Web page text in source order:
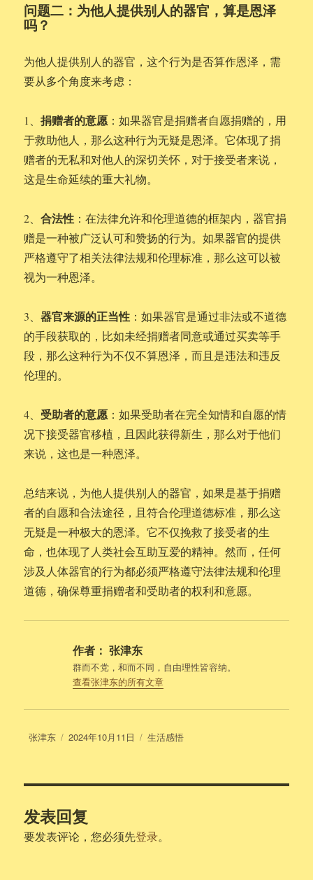
问题二：为他人提供别人的器官，算是恩泽
吗？
为他人提供别人的器官，这个行为是否算作恩泽，需
要从多个角度来考虑：
1、捐赠者的意愿 ：如果器官是捐赠者自愿捐赠的，用
于救助他人，那么这种行为无疑是恩泽。它体现了捐
赠者的无私和对他人的深切关怀，对于接受者来说，
这是生命延续的重大礼物。
2、合法性 ：在法律允许和伦理道德的框架内，器官捐
赠是一种被广泛认可和赞扬的行为。如果器官的提供
严格遵守了相关法律法规和伦理标准，那么这可以被
视为一种恩泽。
3、器官来源的正当性 ：如果器官是通过非法或不道德
的手段获取的，比如未经捐赠者同意或通过买卖等手
段，那么这种行为不仅不算恩泽，而且是违法和违反
伦理的。
4、 受助者的意愿 ：如果受助者在完全知情和自愿的情
况下接受器官移植，且因此获得新生，那么对于他们
来说，这也是一种恩泽。
总结来说，为他人提供别人的器官，如果是基于捐赠
者的自愿和合法途径，且符合伦理道德标准，那么这
无疑是一种极大的恩泽。它不仅挽救了接受者的生
命，也体现了人类社会互助互爱的精神。然而，任何
涉及人体器官的行为都必须严格遵守法律法规和伦理
道德，确保尊重捐赠者和受助者的权利和意愿。
作者： 张津东
群而不党，和而不同，自由理性皆容纳。
查看张津东的所有文章
作
张津东
发
2024年10月11日
分
生活感悟
发表回复
要发表评论，您必须先登录。